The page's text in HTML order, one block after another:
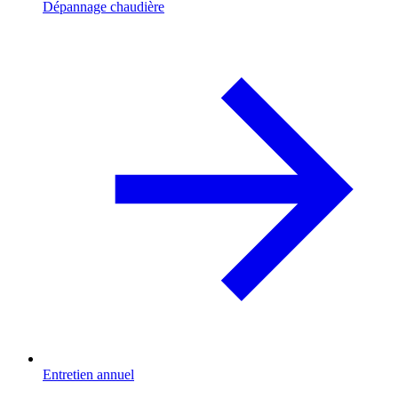
Dépannage chaudière
Entretien annuel